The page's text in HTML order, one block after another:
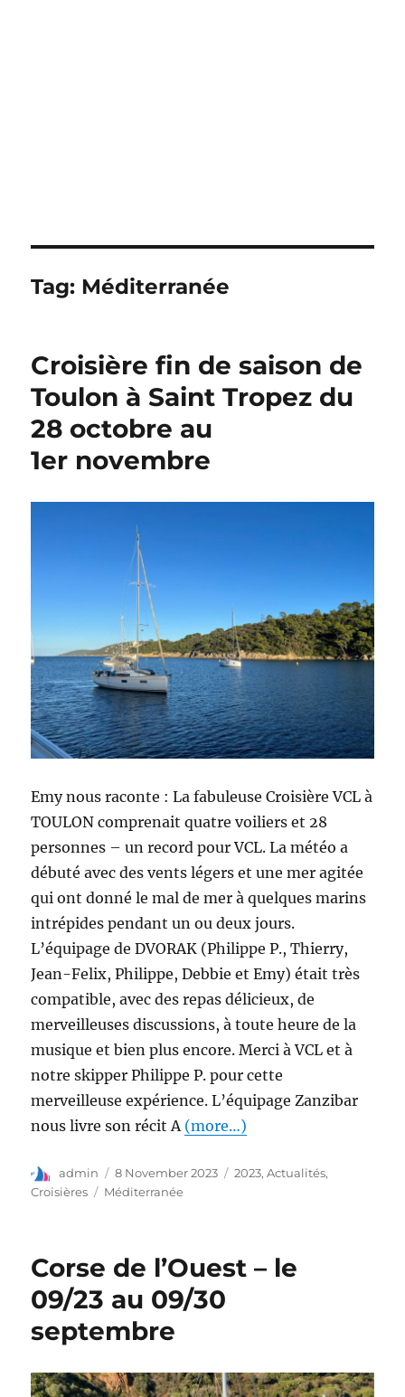
Tag: Méditerranée
Croisière fin de saison de
Toulon à Saint Tropez du
28 octobre au
1er novembre
Emy nous raconte : La fabuleuse Croisière VCL à
TOULON comprenait quatre voiliers et 28
personnes – un record pour VCL. La météo a
débuté avec des vents légers et une mer agitée
qui ont donné le mal de mer à quelques marins
intrépides pendant un ou deux jours.
L’équipage de DVORAK (Philippe P., Thierry,
Jean-Felix, Philippe, Debbie et Emy) était très
compatible, avec des repas délicieux, de
merveilleuses discussions, à toute heure de la
musique et bien plus encore. Merci à VCL et à
notre skipper Philippe P. pour cette
merveilleuse expérience. L’équipage Zanzibar
nous livre son récit A (more…)
admin 8 November 2023 2023,Actualités,
Croisières
Méditerranée
Corse de l’Ouest – le
09/23 au 09/30
septembre